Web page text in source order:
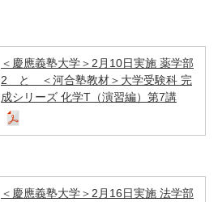
＜慶應義塾大学＞2月10日実施 薬学部
2 と ＜河合塾教材＞大学受験科 完
成シリーズ 化学T（演習編）第7講
＜慶應義塾大学＞2月16日実施 法学部